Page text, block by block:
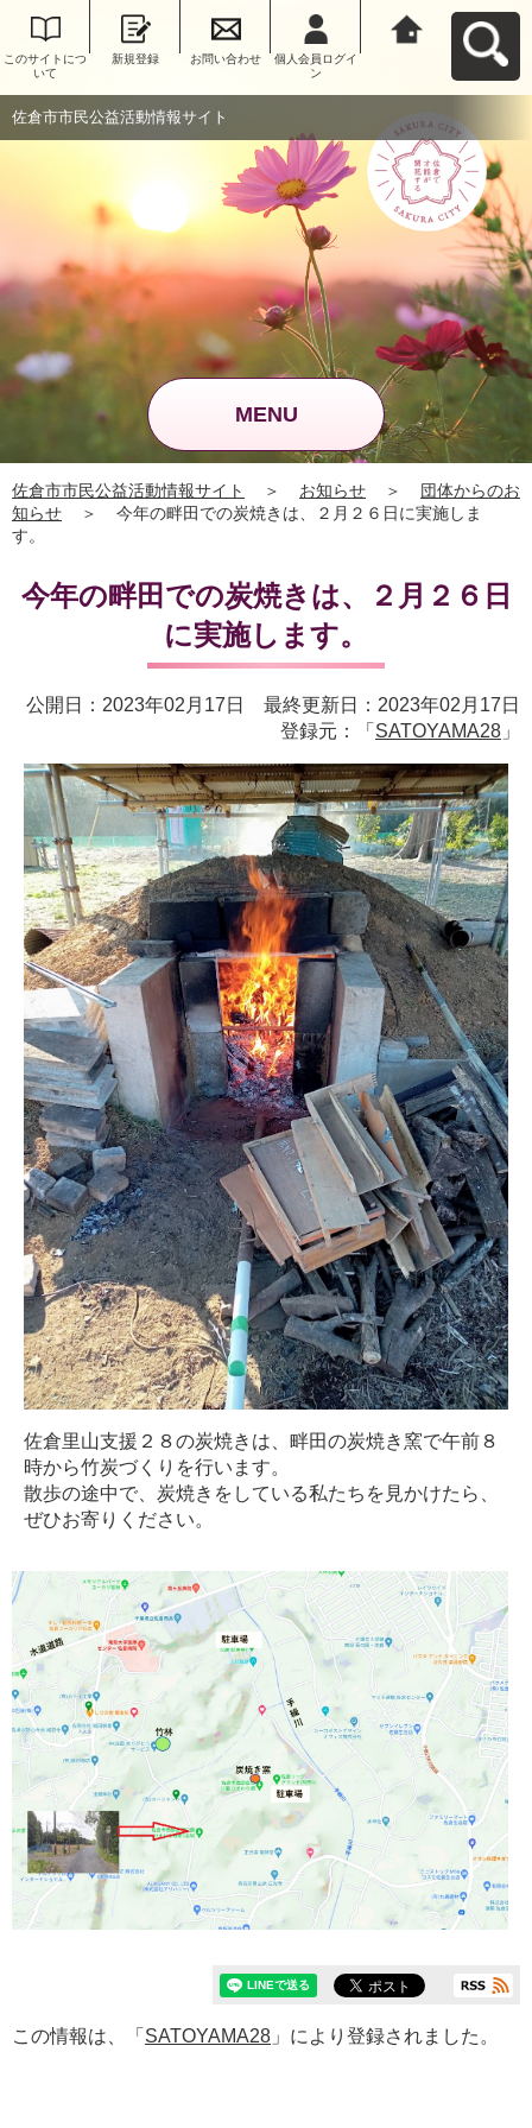
このサイトにつ
いて
新規登録 お問い合わせ
個人会員ログイ
ン
佐倉市市民公益活動情報サイト
MENU
佐倉市市民公益活動情報サイト ＞ お知らせ ＞
団体からのお
知らせ
＞
今年の畔田での炭焼きは、２月２６日に実施しま
す。
今年の畔田での炭焼きは、２月２６日
に実施します。
公開日：2023年02月17日 最終更新日：2023年02月17日
登録元：「 SATOYAMA28 」
佐倉里山支援２８の炭焼きは、畔田の炭焼き窯で午前８
時から竹炭づくりを行います。
散歩の途中で、炭焼きをしている私たちを見かけたら、
ぜひお寄りください。
この情報は、「 SATOYAMA28 」により登録されました。